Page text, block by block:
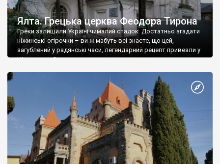
Ялта. Грецька церква Феодора Тирона
Греки залишили Україні чималий спадок. Достатньо згадати
ніжинські огірочки – ви ж мабуть всі знаєте, що цей,
загублений у радянські часи, легендарний рецепт привезли у
Ніжин греки?